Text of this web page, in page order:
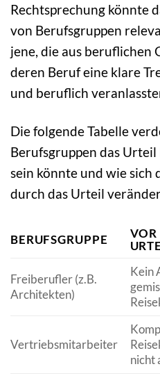
Rechtsprechung könnte
von Berufsgruppen
jene, die aus beruflichen
deren Beruf eine klare
und beruflich
Die folgende Tabelle
Berufsgruppen das
sein könnte und wie sich
durch das Urteil
BERUFSGRUPPE
VOR
Freiberufler (z.B.
Architekten)
Kein
Vertriebsmitarbeiter
nicht